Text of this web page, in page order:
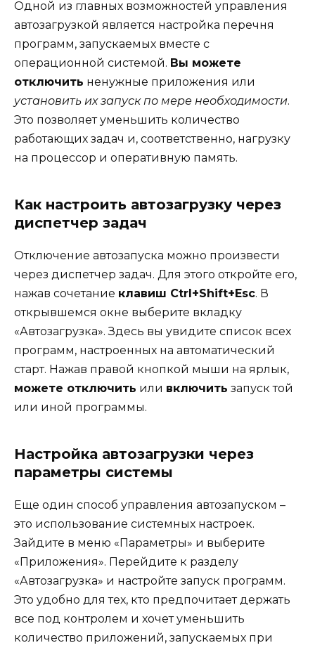
Одной из главных возможностей управления
автозагрузкой является настройка перечня
программ, запускаемых вместе с
операционной системой. Вы можете
отключить ненужные приложения или
установить их запуск по мере необходимости.
Это позволяет уменьшить количество
работающих задач и, соответственно, нагрузку
на процессор и оперативную память.
Как настроить автозагрузку через
диспетчер задач
Отключение автозапуска можно произвести
через диспетчер задач. Для этого откройте его,
нажав сочетание клавиш Ctrl+Shift+Esc. В
открывшемся окне выберите вкладку
«Автозагрузка». Здесь вы увидите список всех
программ, настроенных на автоматический
старт. Нажав правой кнопкой мыши на ярлык,
можете отключить или включить запуск той
или иной программы.
Настройка автозагрузки через
параметры системы
Еще один способ управления автозапуском –
это использование системных настроек.
Зайдите в меню «Параметры» и выберите
«Приложения». Перейдите к разделу
«Автозагрузка» и настройте запуск программ.
Это удобно для тех, кто предпочитает держать
все под контролем и хочет уменьшить
количество приложений, запускаемых при